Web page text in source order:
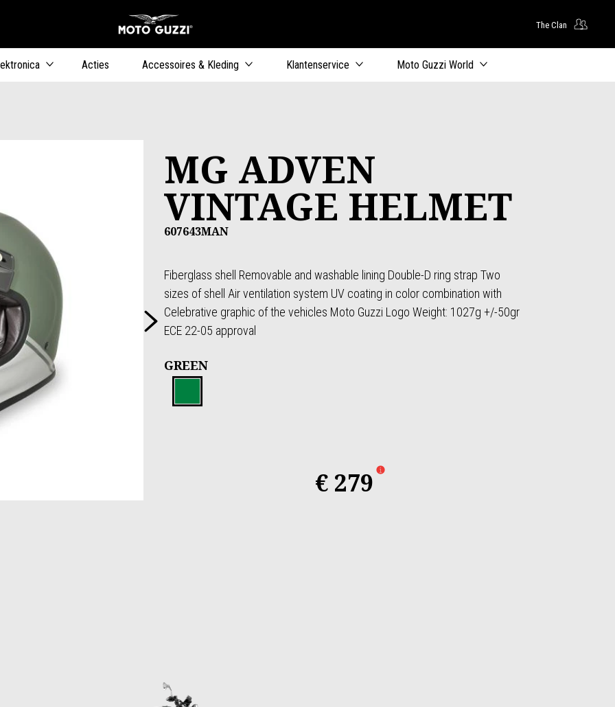
The Clan
Acties Accessoires & Kleding Klantenservice Moto Guzzi World
MG ADVEN
VINTAGE HELMET
607643MAN
Fiberglass shell Removable and washable lining Double-D ring strap Two
sizes of shell Air ventilation system UV coating in color combination with
Celebrative graphic of the vehicles Moto Guzzi Logo Weight: 1027g +/-50gr
ECE 22-05 approval
GREEN
De volgende
Green
€ 279